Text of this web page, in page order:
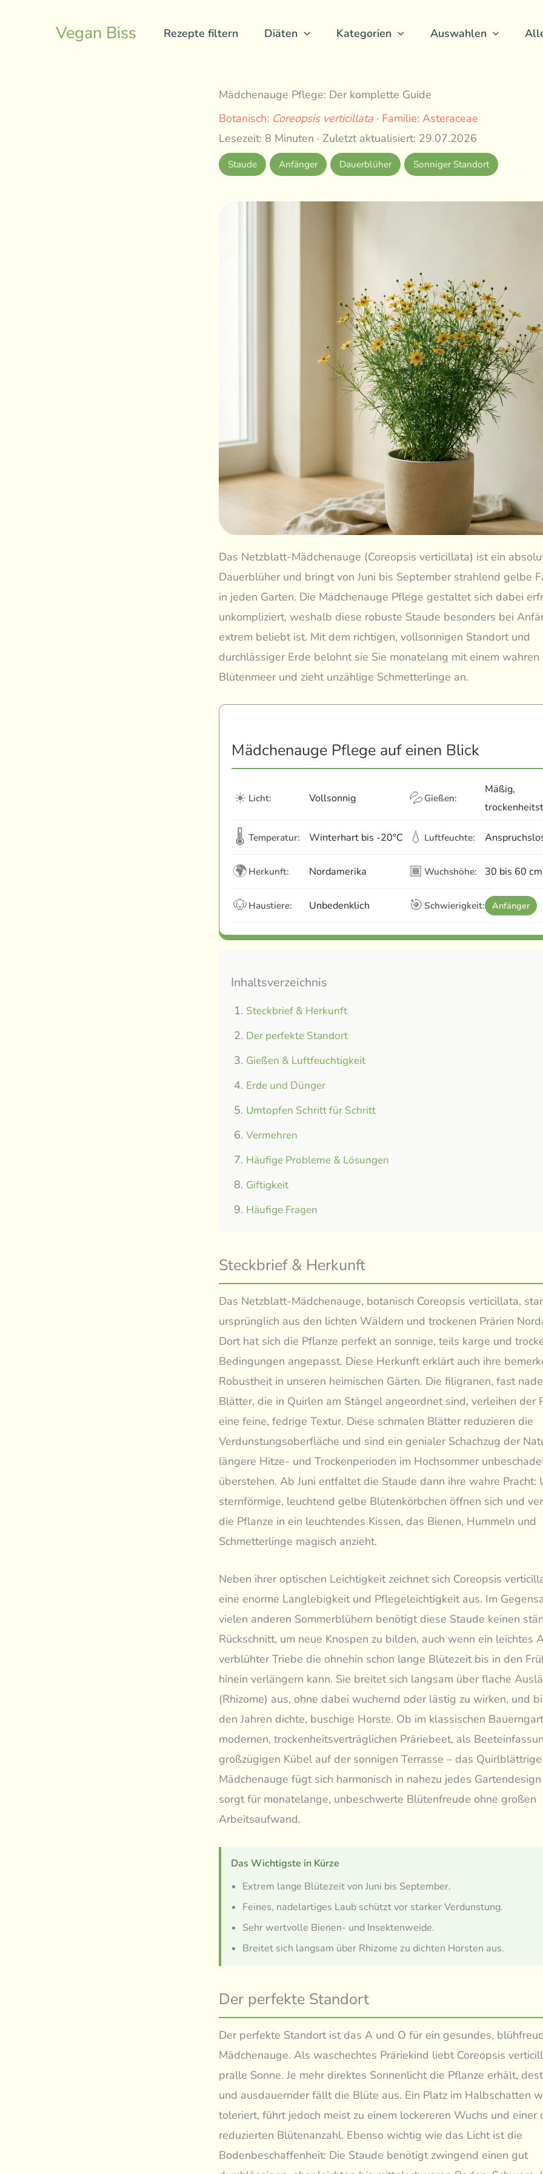
Vegan Biss Rezepte filtern Diäten Kategorien Auswahlen
Mädchenauge Pflege: Der komplette Guide
Botanisch: Coreopsis verticillata · Familie: Asteraceae
Lesezeit: 8 Minuten · Zuletzt aktualisiert: 29.07.2026
Staude Anfänger Dauerblüher Sonniger Standort
Das Netzblatt-Mädchenauge (Coreopsis verticillata) ist ein
Dauerblüher und bringt von Juni bis September strahlend gelbe
in jeden Garten. Die Mädchenauge Pflege gestaltet sich dabei
unkompliziert, weshalb diese robuste Staude besonders bei
extrem beliebt ist. Mit dem richtigen, vollsonnigen Standort und
durchlässiger Erde belohnt sie Sie monatelang mit einem wahren
Blütenmeer und zieht unzählige Schmetterlinge an.
Mädchenauge Pflege auf einen Blick
☀ Licht: Vollsonnig 💦 Gießen:
Mäßig,
🌡 Temperatur: Winterhart bis -20°C 💧 Luftfeuchte:
🌍 Herkunft: Nordamerika 🏾 Wuchshöhe: 30 bis 60 cm
🐶 Haustiere: Unbedenklich 🎯 Schwierigkeit: Anfänger
Inhaltsverzeichnis
Steckbrief & Herkunft
Der perfekte Standort
Gießen & Luftfeuchtigkeit
Erde und Dünger
Umtopfen Schritt für Schritt
Vermehren
Häufige Probleme & Lösungen
Giftigkeit
Häufige Fragen
Steckbrief & Herkunft
Das Netzblatt-Mädchenauge, botanisch Coreopsis verticillata,
ursprünglich aus den lichten Wäldern und trockenen Prärien
Dort hat sich die Pflanze perfekt an sonnige, teils karge und
Bedingungen angepasst. Diese Herkunft erklärt auch ihre
Robustheit in unseren heimischen Gärten. Die filigranen, fast
Blätter, die in Quirlen am Stängel angeordnet sind, verleihen der
eine feine, fedrige Textur. Diese schmalen Blätter reduzieren die
Verdunstungsoberfläche und sind ein genialer Schachzug der
längere Hitze- und Trockenperioden im Hochsommer
überstehen. Ab Juni entfaltet die Staude dann ihre wahre Pracht:
sternförmige, leuchtend gelbe Blütenkörbchen öffnen sich und
die Pflanze in ein leuchtendes Kissen, das Bienen, Hummeln und
Schmetterlinge magisch anzieht.
Neben ihrer optischen Leichtigkeit zeichnet sich Coreopsis
eine enorme Langlebigkeit und Pflegeleichtigkeit aus. Im
vielen anderen Sommerblühern benötigt diese Staude keinen
Rückschnitt, um neue Knospen zu bilden, auch wenn ein leichtes
verblühter Triebe die ohnehin schon lange Blütezeit bis in den
hinein verlängern kann. Sie breitet sich langsam über flache
(Rhizome) aus, ohne dabei wuchernd oder lästig zu wirken, und
den Jahren dichte, buschige Horste. Ob im klassischen
modernen, trockenheitsverträglichen Präriebeet, als
großzügigen Kübel auf der sonnigen Terrasse – das Quirlblättrige
Mädchenauge fügt sich harmonisch in nahezu jedes
sorgt für monatelange, unbeschwerte Blütenfreude ohne großen
Arbeitsaufwand.
Das Wichtigste in Kürze
Extrem lange Blütezeit von Juni bis September.
Feines, nadelartiges Laub schützt vor starker Verdunstung.
Sehr wertvolle Bienen- und Insektenweide.
Breitet sich langsam über Rhizome zu dichten Horsten aus.
Der perfekte Standort
Der perfekte Standort ist das A und O für ein gesundes,
Mädchenauge. Als waschechtes Präriekind liebt Coreopsis
pralle Sonne. Je mehr direktes Sonnenlicht die Pflanze erhält,
und ausdauernder fällt die Blüte aus. Ein Platz im Halbschatten
toleriert, führt jedoch meist zu einem lockereren Wuchs und einer
reduzierten Blütenanzahl. Ebenso wichtig wie das Licht ist die
Bodenbeschaffenheit: Die Staude benötigt zwingend einen gut